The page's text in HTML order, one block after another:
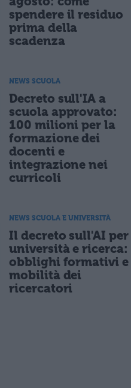
spendere il residuo
prima della
scadenza
NEWS SCUOLA
Decreto sull'IA a
scuola approvato:
100 milioni per la
formazione dei
docenti e
integrazione nei
curricoli
NEWS SCUOLA E UNIVERSITÀ
Il decreto sull'AI per
università e ricerca:
obblighi formativi e
mobilità dei
ricercatori